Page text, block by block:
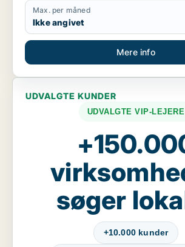
Max. per måned
Ikke angivet
Mere info
UDVALGTE KUNDER
UDVALGTE VIP-LEJERE
søger
+10.000 kunder